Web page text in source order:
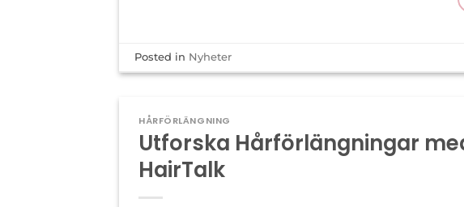
Posted in Nyheter
HÅRFÖRLÄNGNING
Utforska Hårförlängningar
HairTalk